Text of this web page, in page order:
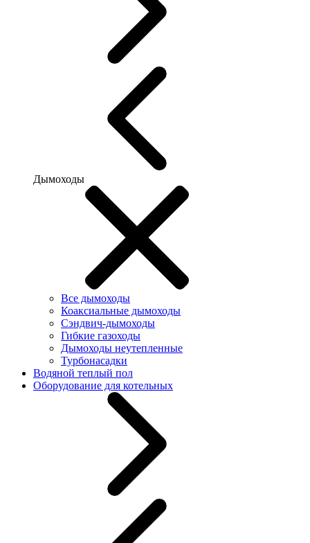
Дымоходы
Все дымоходы
Коаксиальные дымоходы
Сэндвич-дымоходы
Гибкие газоходы
Дымоходы неутепленные
Турбонасадки
Водяной теплый пол
Оборудование для котельных